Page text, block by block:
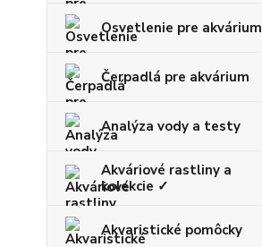
Osvetlenie pre akvárium
Čerpadlá pre akvárium
Analýza vody a testy
Akváriové rastliny a
kolekcie ✓
Akvaristické pomôcky